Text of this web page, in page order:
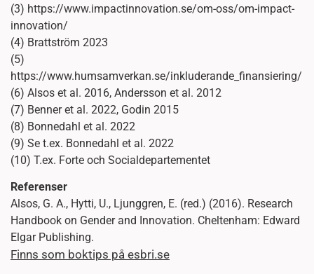
(3) https://www.impactinnovation.se/om-oss/om-impact-
innovation/
(4) Brattström 2023
(5)
https://www.humsamverkan.se/inkluderande_finansiering/
(6) Alsos et al. 2016, Andersson et al. 2012
(7) Benner et al. 2022, Godin 2015
(8) Bonnedahl et al. 2022
(9) Se t.ex. Bonnedahl et al. 2022
(10) T.ex. Forte och Socialdepartementet
Referenser
Alsos, G. A., Hytti, U., Ljunggren, E. (red.) (2016). Research
Handbook on Gender and Innovation. Cheltenham: Edward
Elgar Publishing.
Finns som boktips på esbri.se